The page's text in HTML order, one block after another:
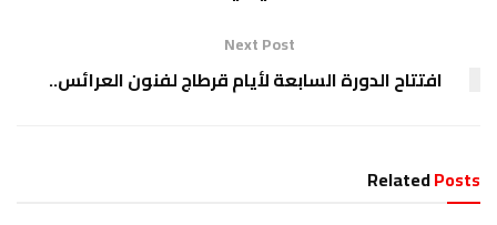
Next Post
افتتاح الدورة السابعة لأيام قرطاج لفنون العرائس..
RelatedPosts